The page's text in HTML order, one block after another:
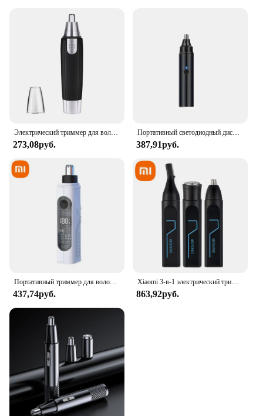
273,08руб.
Портативный светодиодный дисплей Xiaomi, домашний аппарат для удаления волос в носу, электрический триммер для волос в носу, зарядка через USB, безопасный набор для ухода за волосами на лице
387,91руб.
Портативный триммер для волос в носу Xiaomi, мини перезаряжаемая безболезненная машинка для стрижки волос в носу, триммер для бровей для мужчин и женщин
437,74руб.
Xiaomi 3-в-1 электрический триммер для волос в носу, удаление волос подмышками, бровей, ушей, волос, триммер для бороды, водостойкая безболезненная электрическая бритва
863,92руб.